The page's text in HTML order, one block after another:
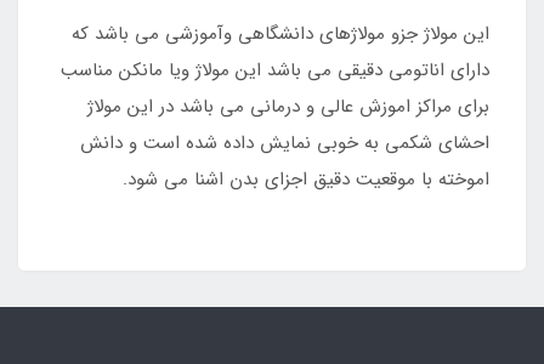
این مولاژ جزو مولاژهای دانشگاهی وآموزشی می باشد که
دارای اناتومی دقیقی می باشد این مولاژ ویا مانکن مناسب
برای مراکز اموزش عالی و درمانی می باشد در این مولاژ
احشای شکمی به خوبی نمایش داده شده است و دانش
اموخته با موقعیت دقیق اجزای بدن اشنا می شود.